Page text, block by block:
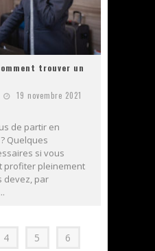
trouver un
19 novembre 2021
de partir en
Quelques
si vous
profiter pleinement
devez, par
4 5 6